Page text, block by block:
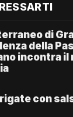
di
della
incontra il
rigate con